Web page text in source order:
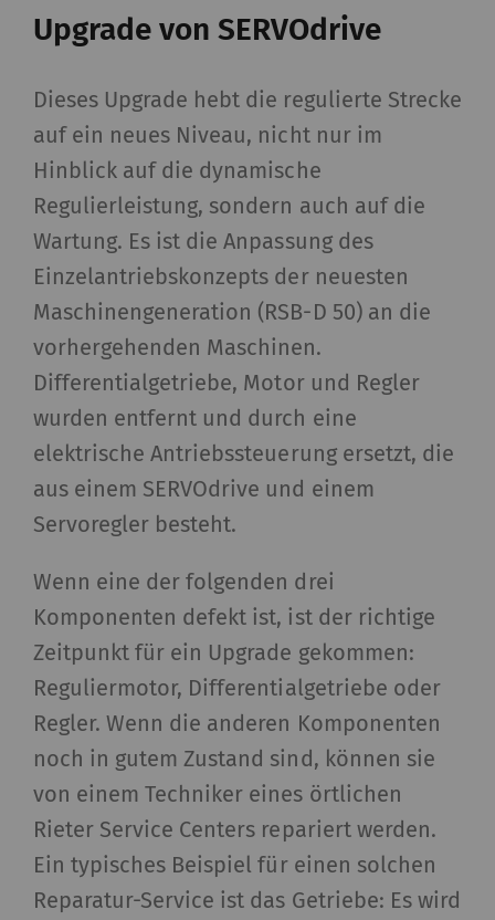
Upgrade von SERVOdrive
Dieses Upgrade hebt die regulierte Strecke
auf ein neues Niveau, nicht nur im
Hinblick auf die dynamische
Regulierleistung, sondern auch auf die
Wartung. Es ist die Anpassung des
Einzelantriebskonzepts der neuesten
Maschinengeneration (RSB-D 50) an die
vorhergehenden Maschinen.
Differentialgetriebe, Motor und Regler
wurden entfernt und durch eine
elektrische Antriebssteuerung ersetzt, die
aus einem SERVOdrive und einem
Servoregler besteht.
Wenn eine der folgenden drei
Komponenten defekt ist, ist der richtige
Zeitpunkt für ein Upgrade gekommen:
Reguliermotor, Differentialgetriebe oder
Regler. Wenn die anderen Komponenten
noch in gutem Zustand sind, können sie
von einem Techniker eines örtlichen
Rieter Service Centers repariert werden.
Ein typisches Beispiel für einen solchen
Reparatur-Service ist das Getriebe: Es wird